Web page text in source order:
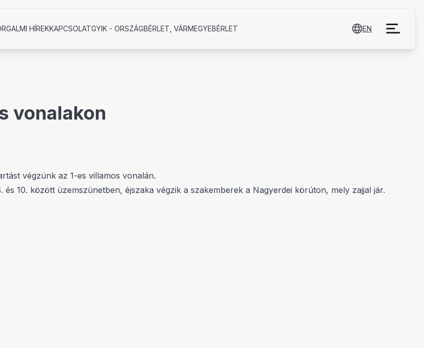
HÍREKKAPCSOLATGYIK - ORSZÁGBÉRLET, VÁRMEGYE­BÉRLET EN
vonalakon
végzünk az 1-es villamos vonalán.
10. között üzemszünetben, éjszaka végzik a szakemberek a Nagyerdei körúton, mely zajjal jár.